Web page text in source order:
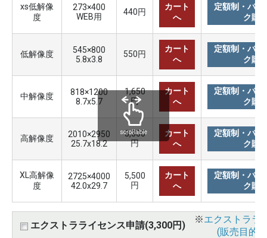
xs低解像
度
273×400
WEB用
440円
カート
へ
定額制・バリ
ク購
低解像度
545×800
5.8x3.8
550円
カート
へ
定額制・バリ
ク購
中解像度
818×1200
8.7x5.7
1,650
円
カート
へ
定額制・バリ
ク購
高解像度
2010×2950
25.7x18.2
3,300
円
カート
へ
定額制・バリ
ク購
XL高解像
度
2725×4000
42.0x29.7
5,500
円
カート
へ
定額制・バリ
ク購
エクストラライセンス申請(3,300円)
※エクストララ
(販売目的
scrollable